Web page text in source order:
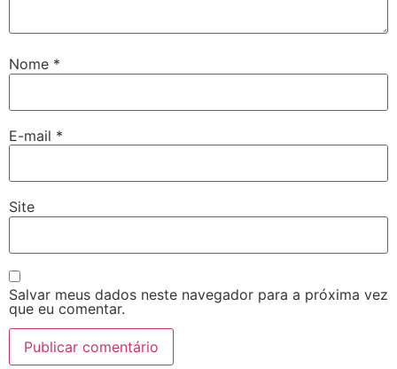
Nome *
E-mail *
Site
Salvar meus dados neste navegador para a próxima vez
que eu comentar.